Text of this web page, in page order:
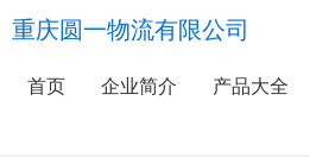
重庆圆一物流有限公司
首页 企业简介 产品大全